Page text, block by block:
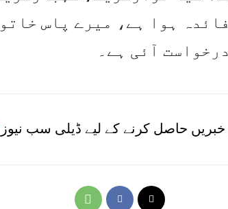
ہوا ہے، میرے پاس
آئی ہے۔
حاصل کرنے کے لیے ڈیلی سب نیوز